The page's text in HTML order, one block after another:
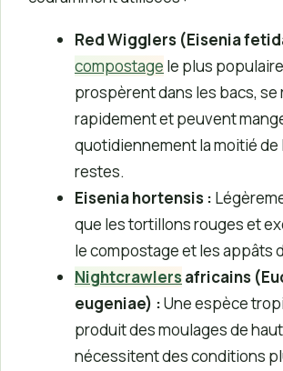
Red Wigglers (Eisenia
compostage le plus
prospèrent dans les bacs,
rapidement et peuvent
quotidiennement la moitié de
restes.
Eisenia hortensis :
que les tortillons rouges et
le compostage et les appâts
Nightcrawlers africains
eugeniae) :Une espèce
produit des moulages de
nécessitent des conditions